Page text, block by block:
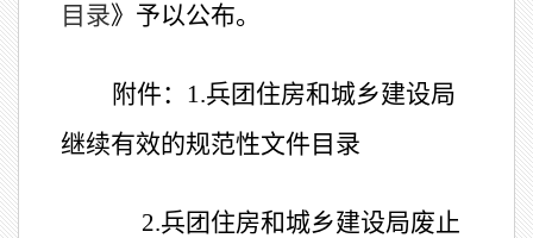
目录》 予以公布。
附件： 1.兵团住房和城乡建设局
继续有效的规范性文件目录
2.兵团住房和城乡建设局废止